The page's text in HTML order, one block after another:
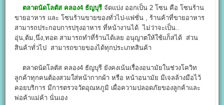
ตลาดนัดโลตัส คลอง4 ธัญบุรี จัดแบ่ง ออกเป็น 2 โซน คือ โซนร้าน
ขายอาหาร และ โซนร้านขายของทั่วไป-แฟชั่น , ร้านค้าที่ขายอาหาร
สามารถประกอบการปรุงอาหาร ที่หน้างานได้ ไม่ว่าจะเป็น..
อุ่น,ต้ม,นึ่ง,ทอด สามารถทำที่ร้านได้เลย อนุญาตให้ใช้แก็สได้ ส่วน
สินค้าทั่วไป สามารถขายของได้ทุกประเภทสินค้า
ตลาดนัดโลตัส คลอง4 ธัญบุรี ยังคงเน้นเรื่องอนามัยในช่วงโควิท
ลูกค้าทุกคนต้องสวมใส่หน้ากากผ้า หรือ หน้าอนามัย มีเจลล้างมือไว้
คอยบริการ มีการตรวจวัดอุณหภูมิ เผื่อความปลอดภัยของลูกค้าและ
พ่อค้าแม่ค้า นั่นเอง